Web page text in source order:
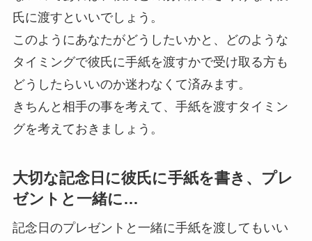
氏に渡すといいでしょう。
このようにあなたがどうしたいかと、どのような
タイミングで彼氏に手紙を渡すかで受け取る方も
どうしたらいいのか迷わなくて済みます。
きちんと相手の事を考えて、手紙を渡すタイミン
グを考えておきましょう。
大切な記念日に彼氏に手紙を書き、プレ
ゼントと一緒に…
記念日のプレゼントと一緒に手紙を渡してもいい